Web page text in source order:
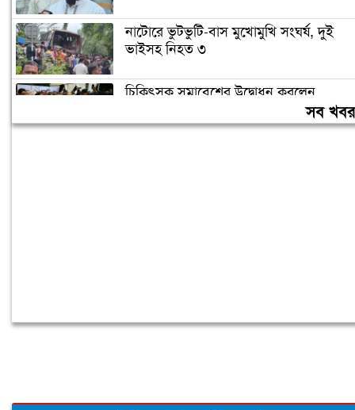
নাটোরে ভুটভুটি-বাস মুখোমুখি সংঘর্ষ, দুই
ভাইসহ নিহত ৩
চিকিৎসক সমাবেশের উদ্বোধন করলেন
সব